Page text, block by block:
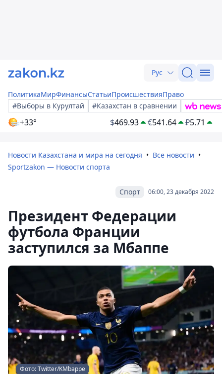
Рус
ПолитикаМирФинансыСтатьиПроисшествияПраво
#Выборы в Курултай
#Казахстан в сравнении
+33° $469.93 €541.64 ₽5.71
Новости Казахстана и мира на сегодня
Все новости
Sportzakon — Новости спорта
06:00, 23 декабря 2022
Спорт
Президент Федерации
футбола Франции
заступился за Мбаппе
Фото: Twitter/KMbappe